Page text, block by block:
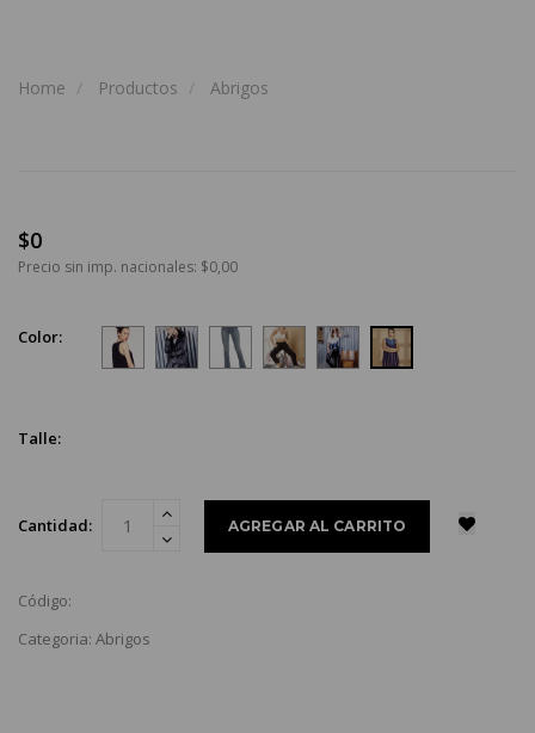
Home Productos Abrigos
$0
Precio sin imp. nacionales: $0,00
Color:
Talle:
Cantidad:
Código:
Categoria: Abrigos